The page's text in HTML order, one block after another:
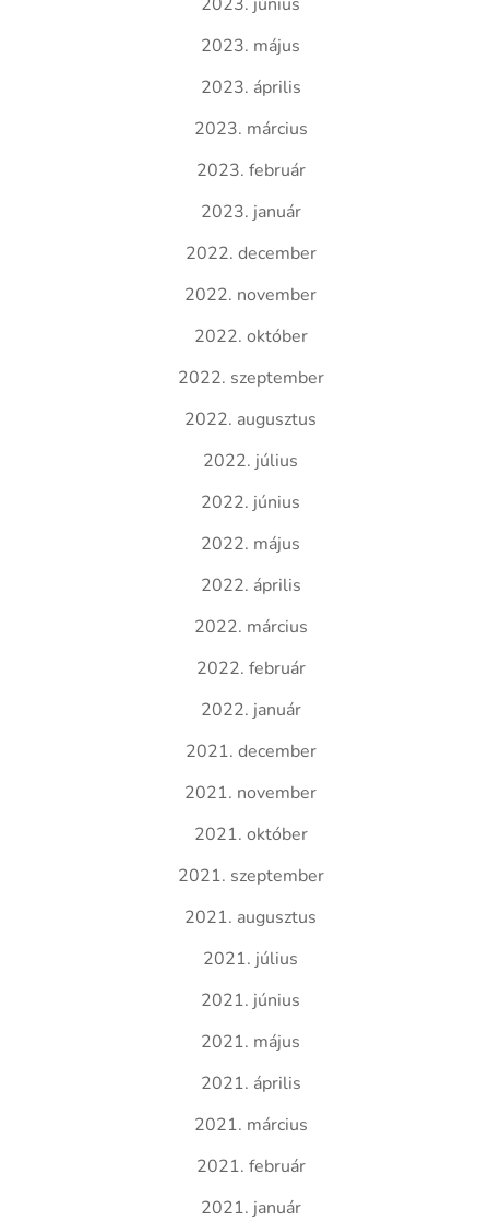
2023. május
2023. április
2023. március
2023. február
2023. január
2022. december
2022. november
2022. október
2022. szeptember
2022. augusztus
2022. július
2022. június
2022. május
2022. április
2022. március
2022. február
2022. január
2021. december
2021. november
2021. október
2021. szeptember
2021. augusztus
2021. július
2021. június
2021. május
2021. április
2021. március
2021. február
2021. január